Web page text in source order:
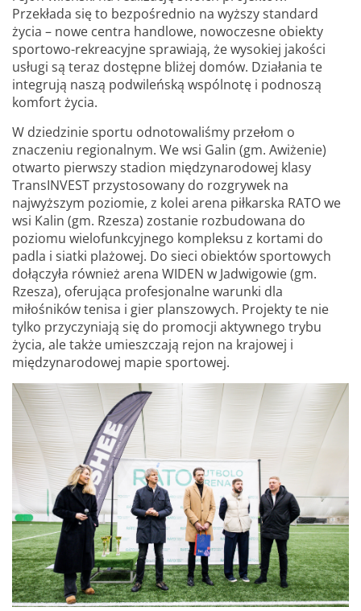
Przekłada się to bezpośrednio na wyższy standard
życia – nowe centra handlowe, nowoczesne obiekty
sportowo-rekreacyjne sprawiają, że wysokiej jakości
usługi są teraz dostępne bliżej domów. Działania te
integrują naszą podwileńską wspólnotę i podnoszą
komfort życia.
W dziedzinie sportu odnotowaliśmy przełom o
znaczeniu regionalnym. We wsi Galin (gm. Awiżenie)
otwarto pierwszy stadion międzynarodowej klasy
TransINVEST przystosowany do rozgrywek na
najwyższym poziomie, z kolei arena piłkarska RATO we
wsi Kalin (gm. Rzesza) zostanie rozbudowana do
poziomu wielofunkcyjnego kompleksu z kortami do
padla i siatki plażowej. Do sieci obiektów sportowych
dołączyła również arena WIDEN w Jadwigowie (gm.
Rzesza), oferująca profesjonalne warunki dla
miłośników tenisa i gier planszowych. Projekty te nie
tylko przyczyniają się do promocji aktywnego trybu
życia, ale także umieszczają rejon na krajowej i
międzynarodowej mapie sportowej.